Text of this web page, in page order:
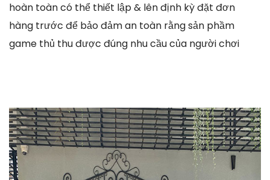
hoàn toàn có thể thiết lập & lên định kỳ đặt đơn
hàng trước để bảo đảm an toàn rằng sản phầm
game thủ thu được đúng nhu cầu của người chơi